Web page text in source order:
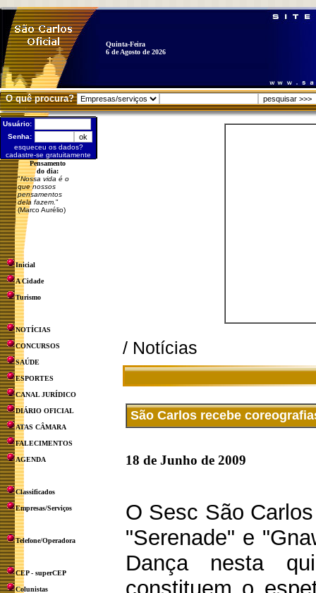
Quinta-Feira
6 de Agosto de 2026
O quê procura?
Usuário:
Senha:
esqueceu os dados?
cadastre-se gratuitamente
Pensamento
do dia:
"Nossa vida é o
que nossos
pensamentos
dela fazem. "
(Marco Aurélio)
Inicial
A Cidade
Turismo
NOTÍCIAS
CONCURSOS
SAÚDE
ESPORTES
CANAL JURÍDICO
DIÁRIO OFICIAL
ATAS CÂMARA
FALECIMENTOS
AGENDA
Classificados
Empresas/Serviços
Telefone/Operadora
CEP - superCEP
Colunistas
/ Notícias
São Carlos recebe
18 de Junho de 2009
O Sesc São
"Serenade" e
Dança nesta